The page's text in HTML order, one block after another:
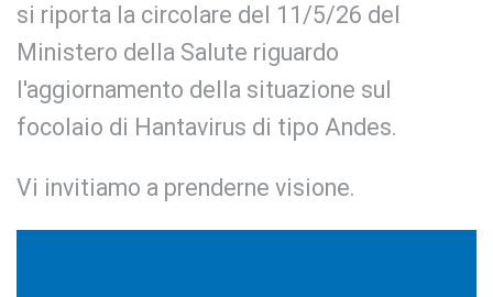
si riporta la circolare del 11/5/26 del
Ministero della Salute riguardo
l'aggiornamento della situazione sul
focolaio di Hantavirus di tipo Andes.
Vi invitiamo a prenderne visione.